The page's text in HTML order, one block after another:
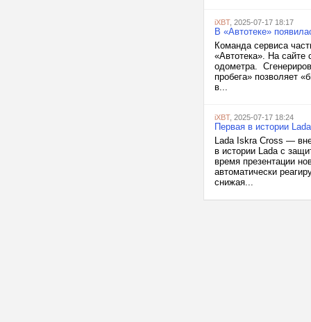
iXBT, 2025-07-17 18:17
В «Автотеке»
Команда сервиса
«Автотека». На сайте
одометра.
пробега» позволяет
в...
iXBT, 2025-07-17 18:24
Первая в истории
Lada Iskra Cross —
в истории Lada с
время презентации
автоматически
снижая...